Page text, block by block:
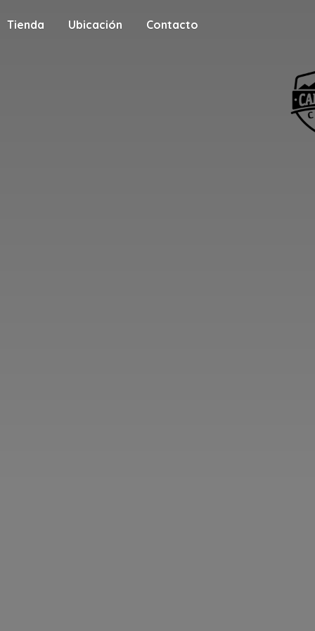
Tienda Ubicación Contacto